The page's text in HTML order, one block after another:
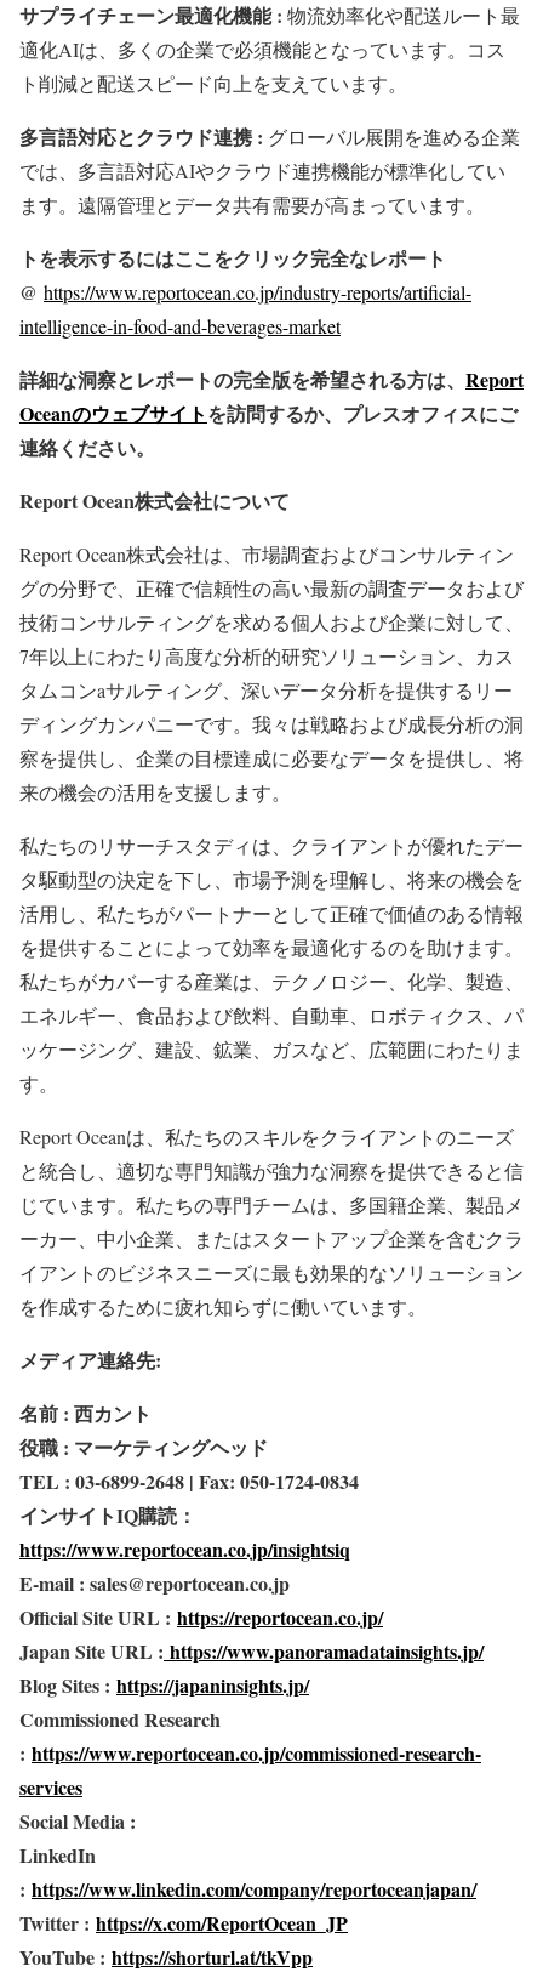
サプライチェーン最適化機能 : 物流効率化や配送ルート最
適化AIは、多くの企業で必須機能となっています。コス
ト削減と配送スピード向上を支えています。
多言語対応とクラウド連携 : グローバル展開を進める企業
では、多言語対応AIやクラウド連携機能が標準化してい
ます。遠隔管理とデータ共有需要が高まっています。
トを表示するにはここをクリック完全なレポート
@ https://www.reportocean.co.jp/industry-reports/artificial-
intelligence-in-food-and-beverages-market
詳細な洞察とレポートの完全版を希望される方は、 Report
Oceanのウェブサイトを訪問するか、プレスオフィスにご
連絡ください。
Report Ocean株式会社について
Report Ocean株式会社は、市場調査およびコンサルティン
グの分野で、正確で信頼性の高い最新の調査データおよび
技術コンサルティングを求める個人および企業に対して、
7年以上にわたり高度な分析的研究ソリューション、カス
タムコンaサルティング、深いデータ分析を提供するリー
ディングカンパニーです。我々は戦略および成長分析の洞
察を提供し、企業の目標達成に必要なデータを提供し、将
来の機会の活用を支援します。
私たちのリサーチスタディは、クライアントが優れたデー
タ駆動型の決定を下し、市場予測を理解し、将来の機会を
活用し、私たちがパートナーとして正確で価値のある情報
を提供することによって効率を最適化するのを助けます。
私たちがカバーする産業は、テクノロジー、化学、製造、
エネルギー、食品および飲料、自動車、ロボティクス、パ
ッケージング、建設、鉱業、ガスなど、広範囲にわたりま
す。
Report Oceanは、私たちのスキルをクライアントのニーズ
と統合し、適切な専門知識が強力な洞察を提供できると信
じています。私たちの専門チームは、多国籍企業、製品メ
ーカー、中小企業、またはスタートアップ企業を含むクラ
イアントのビジネスニーズに最も効果的なソリューション
を作成するために疲れ知らずに働いています。
メディア連絡先:
名前 : 西カント
役職 : マーケティングヘッド
TEL : 03-6899-2648 | Fax: 050-1724-0834
インサイトIQ購読：
https://www.reportocean.co.jp/insightsiq
E-mail : sales@reportocean.co.jp
Official Site URL : https://reportocean.co.jp/
Japan Site URL : https://www.panoramadatainsights.jp/
Blog Sites : https://japaninsights.jp/
Commissioned Research
: https://www.reportocean.co.jp/commissioned-research-
services
Social Media :
LinkedIn
: https://www.linkedin.com/company/reportoceanjapan/
Twitter : https://x.com/ReportOcean_JP
YouTube : https://shorturl.at/tkVpp